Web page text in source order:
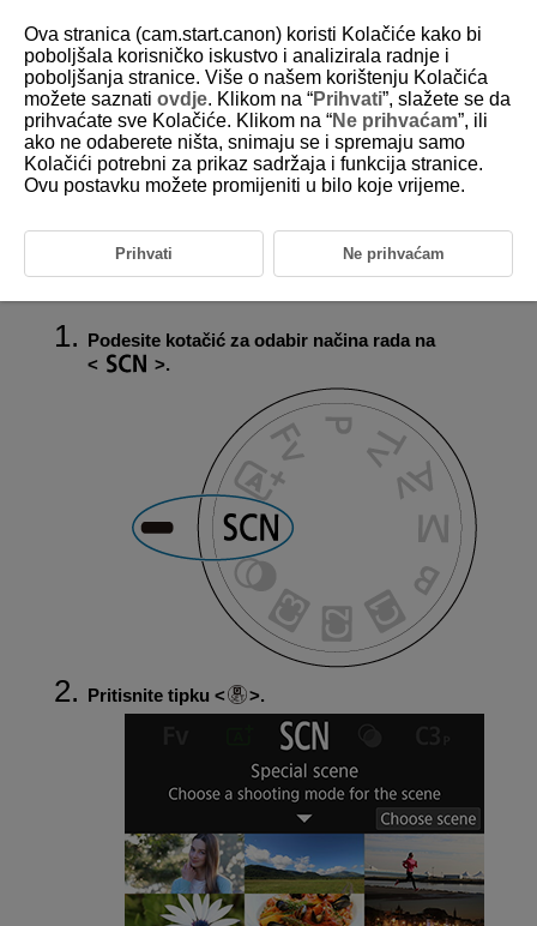
D180-029
Način Special scene / Posebna
scena
Fotoaparat će automatski odabrati prikladne postavke kad odaberete
način snimanja objekta ili prizora.
*
je skraćenica od Special Scene.
Podesite kotačić za odabir načina rada na
.
Pritisnite tipku .
Ova stranica (cam.start.canon) koristi Kolačiće kako bi
poboljšala korisničko iskustvo i analizirala radnje i
poboljšanja stranice. Više o našem korištenju Kolačića
možete saznati ovdje. Klikom na “Prihvati”, slažete se da
prihvaćate sve Kolačiće. Klikom na “Ne prihvaćam”, ili
ako ne odaberete ništa, snimaju se i spremaju samo
Kolačići potrebni za prikaz sadržaja i funkcija stranice.
Ovu postavku možete promijeniti u bilo koje vrijeme.
Prihvati Ne prihvaćam